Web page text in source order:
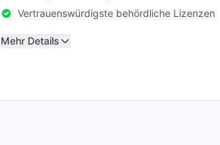
Vertrauenswürdigste behördliche Lizenzen
Mehr Details